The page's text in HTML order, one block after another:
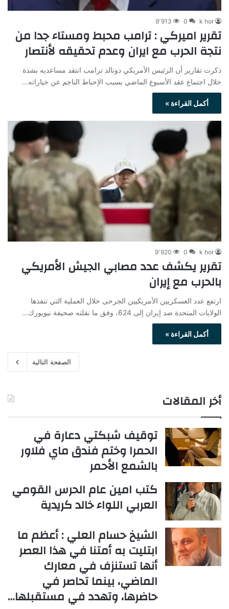
k hor
0 9٬913
تقرير اميركي : ترامب محبط ومستاء جدا من
نتجة الحرب مع ايران وعدم تحقيقه لأنتصار
ذكرت تقارير أن الرئيس الأمريكي دونالد ترامب انتقد مساعديه بشدة
خلال اجتماع عقد الأسبوع الماضي بسبب الإحباط الناجم عن خياراته…
أكمل القراءة »
k hor
0 9٬920
تقرير يكشف عدد مصابي الجيش الأمريكي
بالحرب مع إيران
ارتفع عدد العسكريين الأمريكيين الجرحى خلال العملية التي تنفذها
الولايات المتحدة ضد إيران إلى 624، وفق ما نقلته صحيفة نيويورك…
أكمل القراءة »
الصفحة التالية
أخر المقالات
توقيف شبكتي دعارة في
الحمرا وختم فندق ماي فلاور
بالشمع الأحمر
كتب امين عام الحرس القومي
العربي اللواء خالد كريدية
الشيخ حسام العلي : أعظم ما
ابتليت به أمتنا في هذا العصر
أنها تستنزف في معارك
الماضي، بينما تحاصر في
حاضرها، وتهدد في مستقبلها…